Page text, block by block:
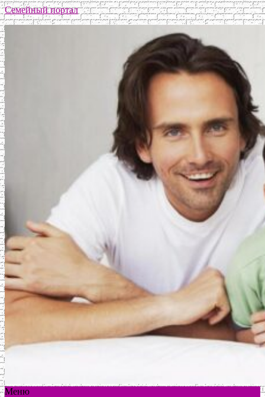
Семейный портал
Меню